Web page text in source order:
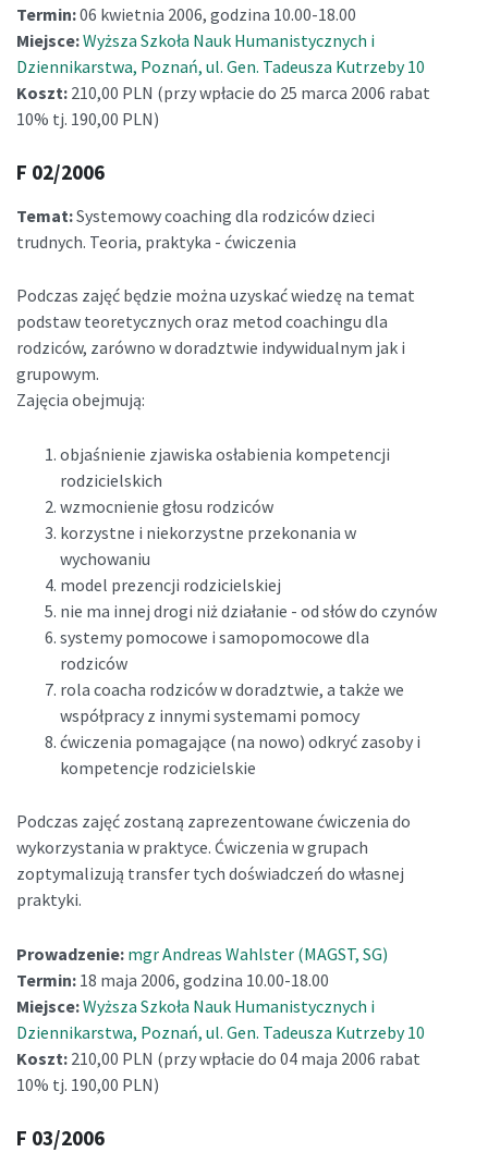
Termin:06 kwietnia 2006, godzina 10.00-18.00
Miejsce:Wyższa Szkoła Nauk Humanistycznych i
Dziennikarstwa, Poznań, ul. Gen. Tadeusza Kutrzeby 10
Koszt: 210,00 PLN (przy wpłacie do 25 marca 2006 rabat
10% tj. 190,00 PLN)
F 02/2006
Temat:Systemowy coaching dla rodziców dzieci
trudnych. Teoria, praktyka - ćwiczenia
Podczas zajęć będzie można uzyskać wiedzę na temat
podstaw teoretycznych oraz metod coachingu dla
rodziców, zarówno w doradztwie indywidualnym jak i
grupowym.
Zajęcia obejmują:
objaśnienie zjawiska osłabienia kompetencji
rodzicielskich
wzmocnienie głosu rodziców
korzystne i niekorzystne przekonania w
wychowaniu
model prezencji rodzicielskiej
nie ma innej drogi niż działanie - od słów do czynów
systemy pomocowe i samopomocowe dla
rodziców
rola coacha rodziców w doradztwie, a także we
współpracy z innymi systemami pomocy
ćwiczenia pomagające (na nowo) odkryć zasoby i
kompetencje rodzicielskie
Podczas zajęć zostaną zaprezentowane ćwiczenia do
wykorzystania w praktyce. Ćwiczenia w grupach
zoptymalizują transfer tych doświadczeń do własnej
praktyki.
Prowadzenie: mgr Andreas Wahlster (MAGST, SG)
Termin: 18 maja 2006, godzina 10.00-18.00
Miejsce:Wyższa Szkoła Nauk Humanistycznych i
Dziennikarstwa, Poznań, ul. Gen. Tadeusza Kutrzeby 10
Koszt: 210,00 PLN (przy wpłacie do 04 maja 2006 rabat
10% tj. 190,00 PLN)
F 03/2006